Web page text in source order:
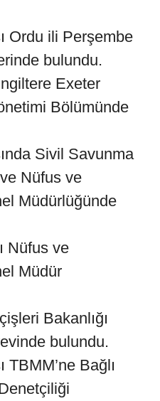
Ordu ili Perşembe
bulundu.
Exeter
Bölümünde
Sivil Savunma
Nüfus ve
Müdürlüğünde
Nüfus ve
Müdür
Bakanlığı
bulundu.
TBMM’ne Bağlı